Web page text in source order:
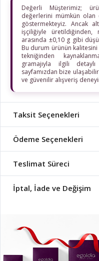
Değerli Müşterimiz;
değerlerini mümkün olan
göstermekteyiz. Ancak
işçiliğiyle
arasında ±0,10 g gibi
Bu durum ürünün
tekniğinden
gramajıyla ilgili
sayfamızdan bize
ve güvenilir alışveriş
Taksit Seçenekleri
Ödeme Seçenekleri
Teslimat Süreci
İptal, İade ve Değişim